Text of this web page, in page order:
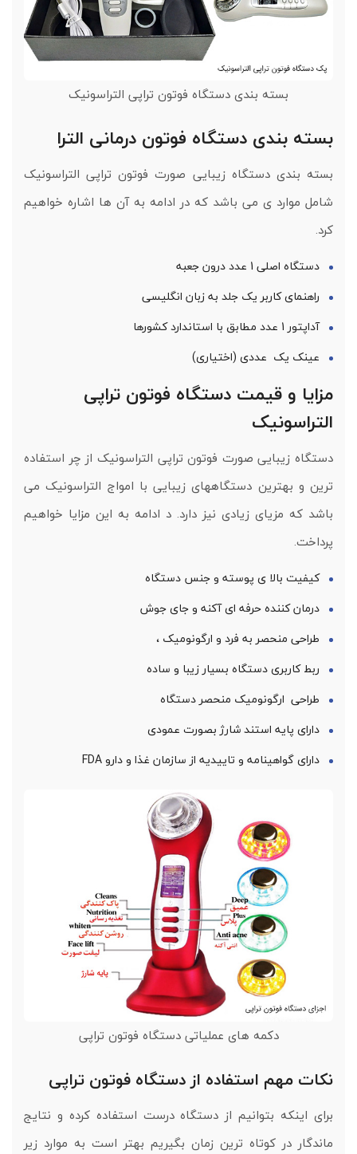
بسته بندی دستگاه فوتون تراپی التراسونیک
بسته بندی دستگاه فوتون درمانی الترا
بسته بندی دستگاه زیبایی صورت فوتون تراپی التراسونیک
شامل موارد ی می باشد که در ادامه به آن ها اشاره خواهیم
کرد.
دستگاه اصلی 1 عدد درون جعبه
راهنمای کاربر یک جلد به زبان انگلیسی
آداپتور 1 عدد مطابق با استاندارد کشورها
عینک یک عددی (اختیاری)
مزایا و قیمت دستگاه فوتون تراپی
التراسونیک
دستگاه زیبایی صورت فوتون تراپی التراسونیک از چر استفاده
ترین و بهترین دستگاههای زیبایی با امواج التراسونیک می
باشد که مزیای زیادی نیز دارد. د ادامه به این مزایا خواهیم
پرداخت.
کیفیت بالا ی پوسته و جنس دستگاه
درمان کننده حرفه ای آکنه و جای جوش
طراحی منحصر به فرد و ارگونومیک ،
ربط کاربری دستگاه بسیار زیبا و ساده
طراحی ارگونومیک منحصر دستگاه
دارای پایه استند شارژ بصورت عمودی
دارای گواهینامه و تاییدیه از سازمان غذا و دارو FDA
دکمه های عملیاتی دستگاه فوتون تراپی
نکات مهم استفاده از دستگاه فوتون تراپی
برای اینکه بتوانیم از دستگاه درست استفاده کرده و نتایج
ماندگار در کوتاه ترین زمان بگیریم بهتر است به موارد زیر